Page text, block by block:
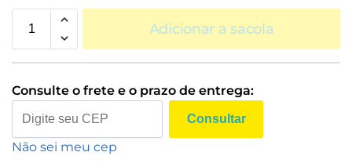
Adicionar a sacola
Consulte o frete e o prazo de entrega:
Consultar
Não sei meu cep